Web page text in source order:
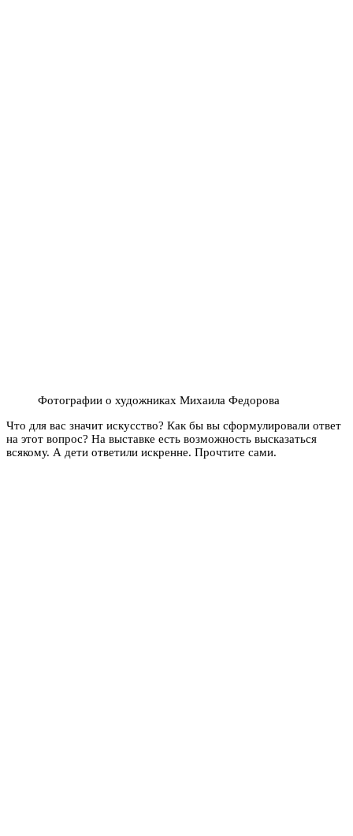
Фотографии о художниках Михаила Федорова
Что для вас значит искусство? Как бы вы сформулировали ответ
на этот вопрос? На выставке есть возможность высказаться
всякому. А дети ответили искренне. Прочтите сами.